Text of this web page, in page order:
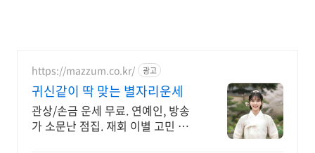
https://mazzum.co.kr/ 광고
귀신같이 딱 맞는 별자리운세
관상/손금 운세 무료. 연예인, 방송
가 소문난 점집. 재회 이별 고민 끝!